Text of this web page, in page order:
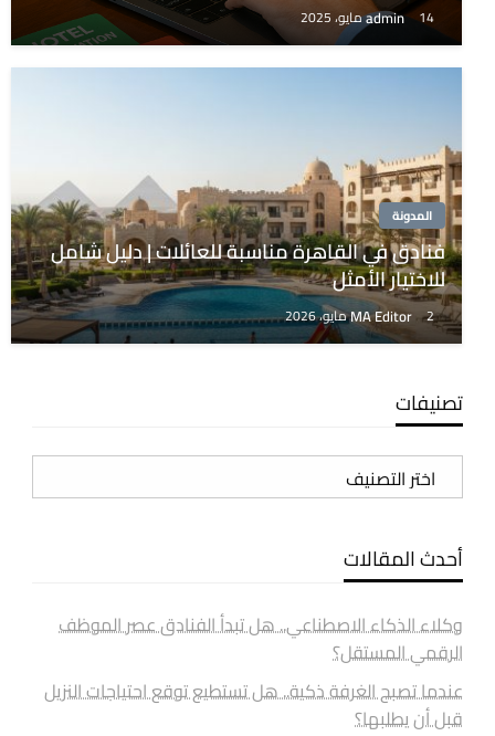
admin 14 مايو، 2025
المدونة
فنادق في القاهرة مناسبة للعائلات | دليل شامل
للاختيار الأمثل
MA Editor 2 مايو، 2026
تصنيفات
تصنيفات
أحدث المقالات
وكلاء الذكاء الاصطناعي.. هل تبدأ الفنادق عصر الموظف
الرقمي المستقل؟
عندما تصبح الغرفة ذكية.. هل تستطيع توقع احتياجات النزيل
قبل أن يطلبها؟